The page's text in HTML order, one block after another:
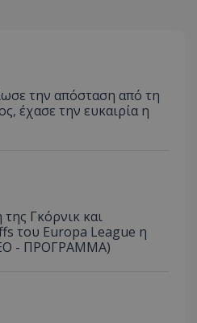
την απόσταση από τη
έχασε την ευκαιρία η
Γκόρνικ και
του Europa League η
- ΠΡΟΓΡΑΜΜΑ)